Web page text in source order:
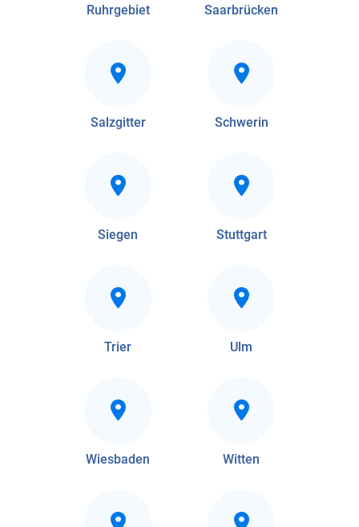
Ruhrgebiet Saarbrücken
Salzgitter Schwerin
Siegen Stuttgart
Trier Ulm
Wiesbaden Witten